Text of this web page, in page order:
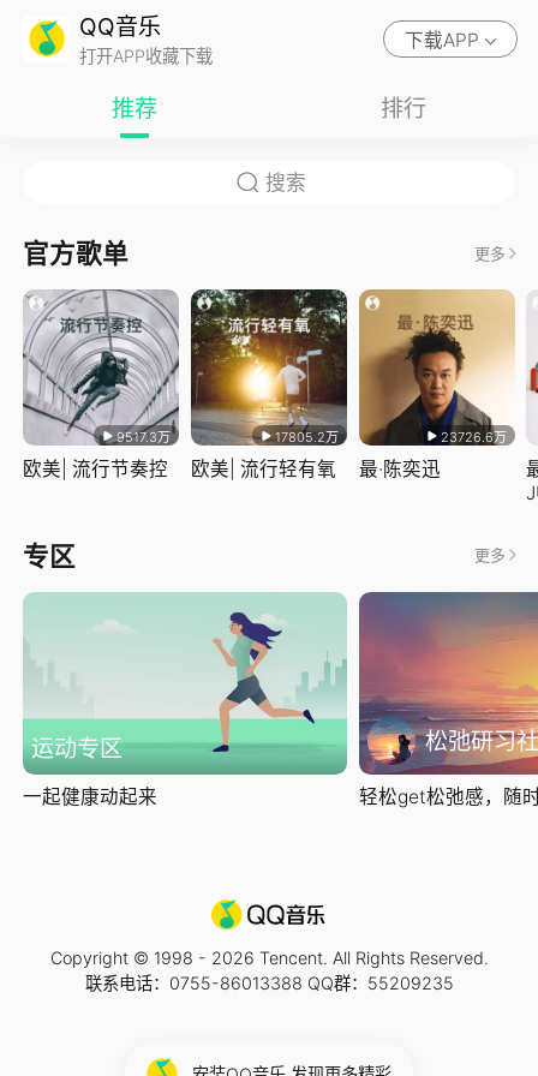
QQ音乐
打开APP收藏下载
下载APP
推荐 排行
官方歌单 更多
9517.3万
欧美| 流行节奏控
17805.2万
欧美| 流行轻有氧
23726.6万
最·陈奕迅
专区 更多
运动专区
一起健康动起来
松弛研习社
轻松get松弛感，随
Copyright © 1998 - 2026 Tencent. All Rights Reserved.
联系电话：0755-86013388 QQ群：55209235